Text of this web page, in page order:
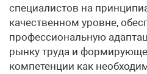
специалистов на
качественном уровне,
профессиональную
рынку труда и
компетенции как